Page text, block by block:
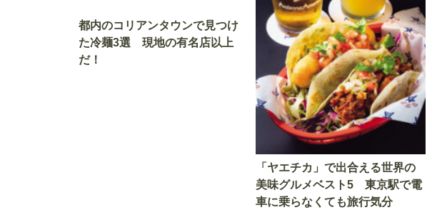
都内のコリアンタウンで見つけ
た冷麺3選 現地の有名店以上
だ！
「ヤエチカ」で出合える世界の
美味グルメベスト5 東京駅で電
車に乗らなくても旅行気分